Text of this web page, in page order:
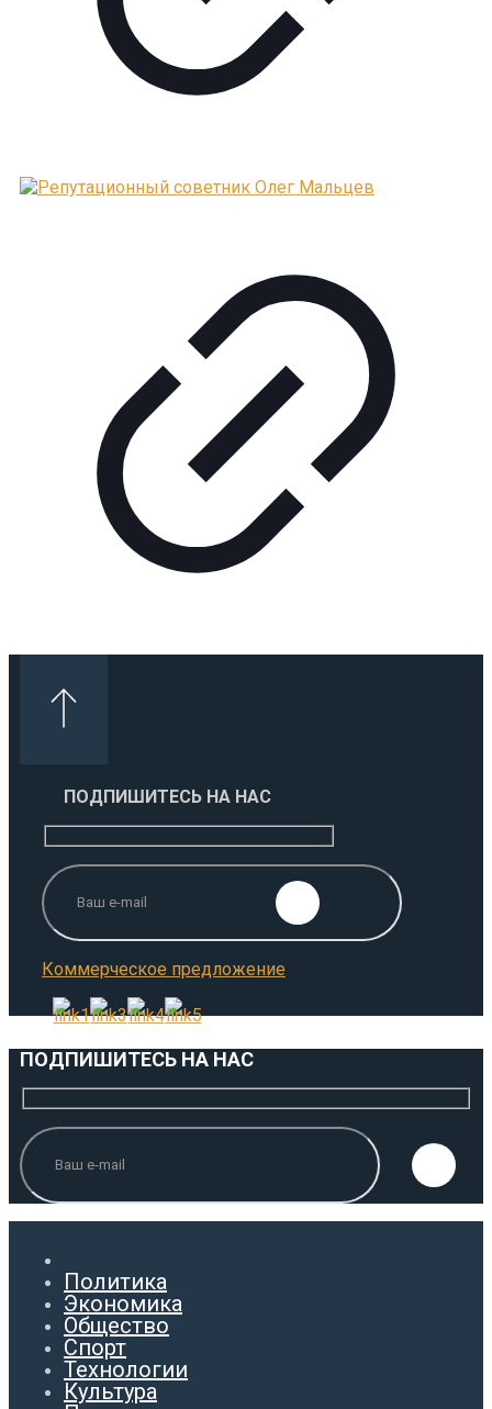
ПОДПИШИТЕСЬ НА НАС
Коммерческое предложение
ПОДПИШИТЕСЬ НА НАС
Политика
Экономика
Общество
Спорт
Технологии
Культура